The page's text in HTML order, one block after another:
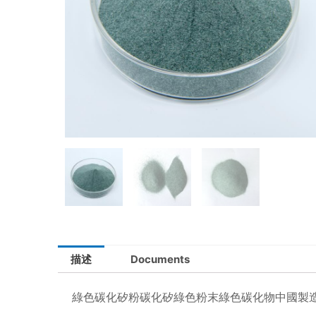
描述 Documents
綠色碳化矽粉碳化矽綠色粉末綠色碳化物中國製